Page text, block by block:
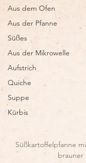
Aus dem Ofen
Aus der Pfanne
Süßes
Aus der Mikrowelle
Aufstrich
Quiche
Suppe
Kürbis
Süßkartoffelpfanne
brauner